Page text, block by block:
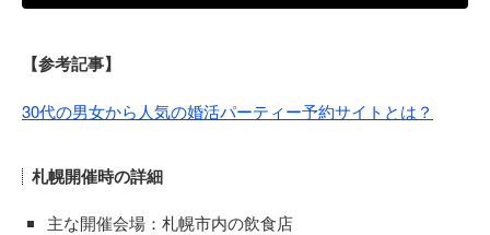
【参考記事】
30代の男女から人気の婚活パーティー予約サイトとは？
札幌開催時の詳細
主な開催会場：札幌市内の飲食店